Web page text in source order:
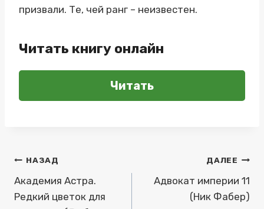
призвали. Те, чей ранг – неизвестен.
Читать книгу онлайн
Читать
Навигация
по
записям
НАЗАД
Академия Астра.
Редкий цветок для
ДАЛЕЕ
Адвокат империи 11
(Ник Фабер)